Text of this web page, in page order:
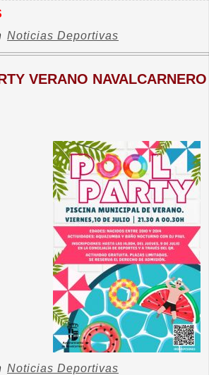
Noticias Deportivas
VERANO
Noticias Deportivas